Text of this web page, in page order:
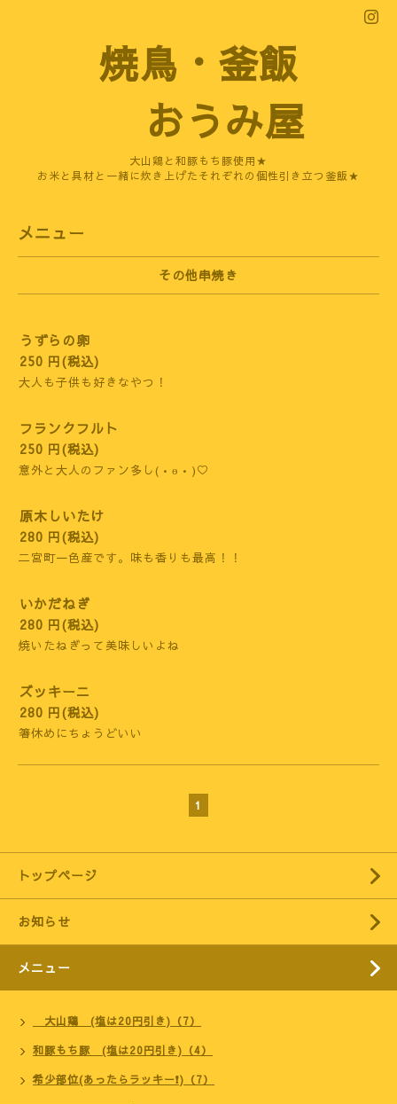
焼鳥・釜飯
おうみ屋
大山鶏と和豚もち豚使用★
お米と具材と一緒に炊き上げたそれぞれの個性引き立つ釜飯★
メニュー
その他串焼き
うずらの卵
250 円(税込)
大人も子供も好きなやつ！
フランクフルト
250 円(税込)
意外と大人のファン多し(•ө•)♡
原木しいたけ
280 円(税込)
二宮町一色産です。味も香りも最高！！
いかだねぎ
280 円(税込)
焼いたねぎって美味しいよね
ズッキーニ
280 円(税込)
箸休めにちょうどいい
1
トップページ
お知らせ
メニュー
大山鶏 (塩は20円引き)（7）
和豚もち豚 (塩は20円引き)（4）
希少部位(あったらラッキー❗)（7）